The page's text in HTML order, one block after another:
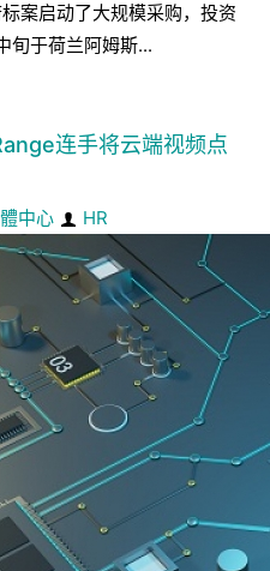
案启动了大规模采购，投资
旬于荷兰阿姆斯...
连手将云端视频点
中心 HR